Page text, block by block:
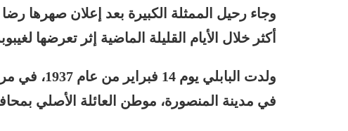
وجاء رحيل الممثلة الكبيرة بعد إعلان
أكثر خلال الأيام القليلة الماضية إثر تعرضها
ولدت
في مدينة المنصورة، موطن العائلة الأصلي